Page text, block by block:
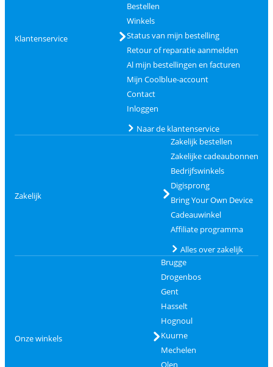
Klantenservice
Bestellen
Winkels
Status van mijn bestelling
Retour of reparatie aanmelden
Al mijn bestellingen en facturen
Mijn Coolblue-account
Contact
Inloggen
Naar de klantenservice
Zakelijk
Zakelijk bestellen
Zakelijke cadeaubonnen
Bedrijfswinkels
Digisprong
Bring Your Own Device
Cadeauwinkel
Affiliate programma
Alles over zakelijk
Onze winkels
Brugge
Drogenbos
Gent
Hasselt
Hognoul
Kuurne
Mechelen
Olen